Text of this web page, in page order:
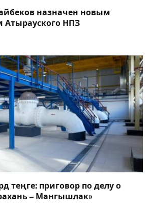
назначен новым
Атырауского НПЗ
теңге: приговор по делу о
– Мангышлак»